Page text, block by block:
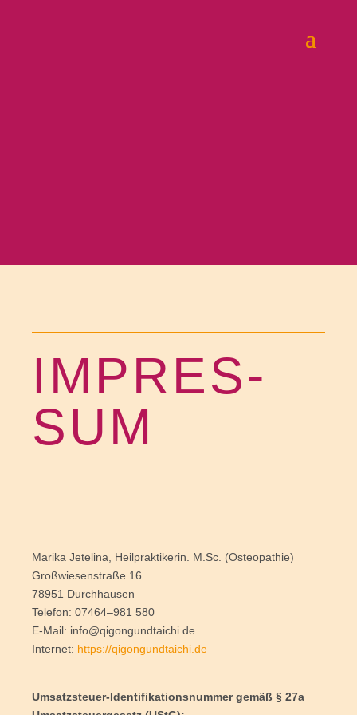
IMPRES­
SUM
Mari­ka Jet­e­li­na, Heil­prak­ti­ke­rin. M.Sc. (Osteo­pa­thie)
Groß­wie­sen­stra­ße 16
78951 Durch­hau­sen
Tele­fon: 07464–981 580
E‑Mail: info@qigongundtaichi.de
Inter­net: https://qigongundtaichi.de
Umsatz­steu­er-Iden­ti­fi­ka­ti­ons­num­mer gemäß § 27a